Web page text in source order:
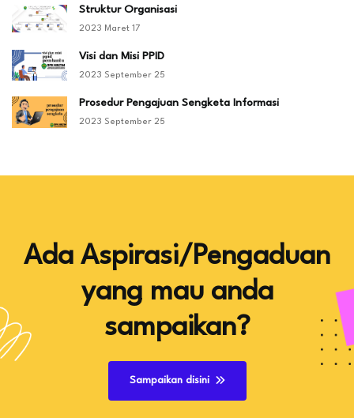
Struktur Organisasi
2023 Maret 17
Visi dan Misi PPID
2023 September 25
Prosedur Pengajuan Sengketa Informasi
2023 September 25
Ada Aspirasi/Pengaduan
yang mau anda
sampaikan?
Sampaikan disini